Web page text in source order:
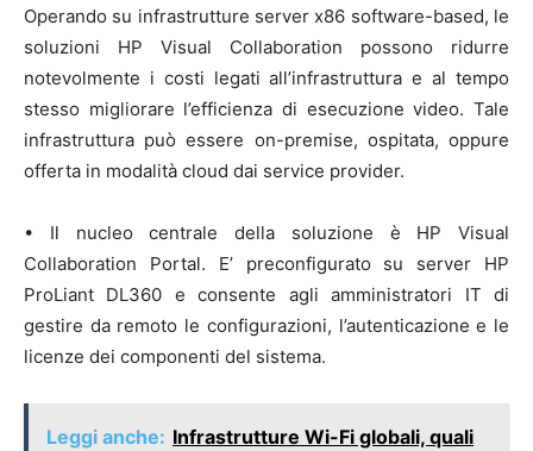
Operando su infrastrutture server x86 software-based, le
soluzioni HP Visual Collaboration possono ridurre
notevolmente i costi legati all’infrastruttura e al tempo
stesso migliorare l’efficienza di esecuzione video. Tale
infrastruttura può essere on-premise, ospitata, oppure
offerta in modalità cloud dai service provider.
• Il nucleo centrale della soluzione è HP Visual
Collaboration Portal. E’ preconfigurato su server HP
ProLiant DL360 e consente agli amministratori IT di
gestire da remoto le configurazioni, l’autenticazione e le
licenze dei componenti del sistema.
Leggi anche: Infrastrutture Wi-Fi globali, quali